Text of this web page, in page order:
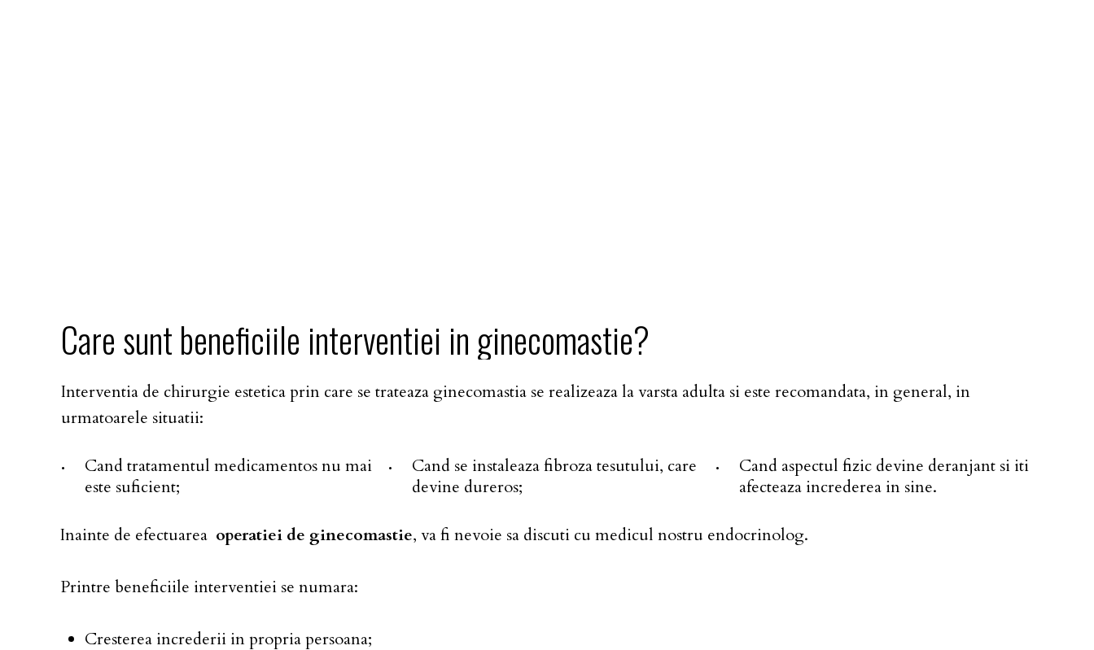
Caresuntbeneficiile interventiei in ginecomastie?
Interventia de chirurgie estetica prin care se trateaza ginecomastia se realizeaza la varsta adulta si este recomandata, in general, in
urmatoarele situatii:
Cand tratamentul medicamentos nu mai
este suficient;
Cand se instaleaza fibroza tesutului, care
devine dureros;
Cand aspectul fizic devine deranjant si iti
afecteaza increderea in sine.
Inainte de efectuarea operatiei de ginecomastie, va fi nevoie sa discuti cu medicul nostru endocrinolog.
Printre beneficiile interventiei se numara:
Cresterea increderii in propria persoana;